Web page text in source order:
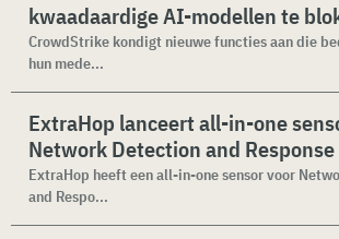
kwaadaardige AI-modellen te
CrowdStrike kondigt nieuwe functies aan die
hun mede...
ExtraHop lanceert all-in-one
Network Detection and Response
ExtraHop heeft een all-in-one sensor voor
and Respo...